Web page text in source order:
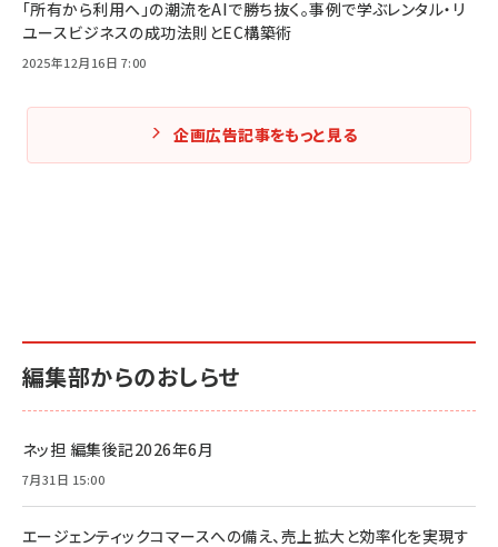
「所有から利用へ」の潮流をAIで勝ち抜く。事例で学ぶレンタル・リ
ユースビジネスの成功法則とEC構築術
2025年12月16日 7:00
企画広告記事をもっと見る
編集部からのおしらせ
ネッ担 編集後記2026年6月
7月31日 15:00
エージェンティックコマースへの備え、売上拡大と効率化を実現す